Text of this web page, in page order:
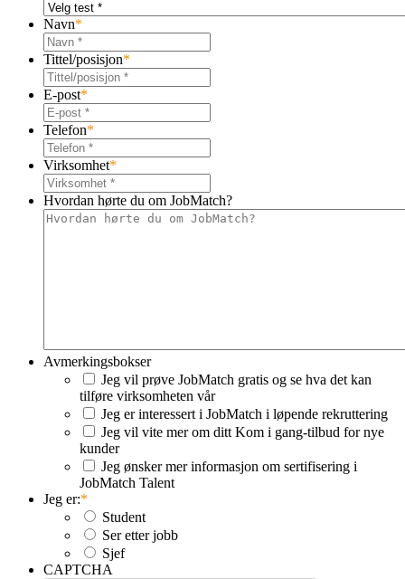
Navn*
Tittel/posisjon*
E-post*
Telefon*
Virksomhet*
Hvordan hørte du om JobMatch?
Avmerkingsbokser
Jeg vil prøve JobMatch gratis og se hva det kan
tilføre virksomheten vår
Jeg er interessert i JobMatch i løpende rekruttering
Jeg vil vite mer om ditt Kom i gang-tilbud for nye
kunder
Jeg ønsker mer informasjon om sertifisering i
JobMatch Talent
Jeg er:*
Student
Ser etter jobb
Sjef
CAPTCHA